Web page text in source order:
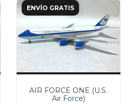
ENVÍO GRATIS
AIR FORCE ONE (U.S.
Air Force)